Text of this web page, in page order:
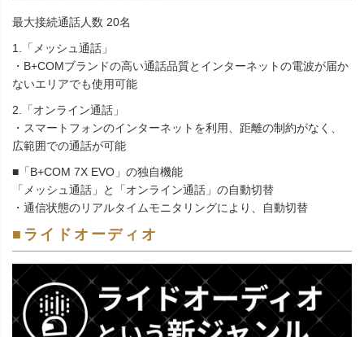
最大接続通話人数 20名
1.「メッシュ通話」
・B+COMブランドの高い通話品質とインターネットの電波が届か
ないエリアでも使用可能
2.「オンライン通話」
・スマートフォンのインターネットを利用、距離の制約がなく、
広範囲での通話が可能
■「B+COM 7X EVO」の独自機能
「メッシュ通話」と「オンライン通話」の自動切替
・通信状態のリアルタイムモニタリングにより、自動切替
■ライドオーディオ